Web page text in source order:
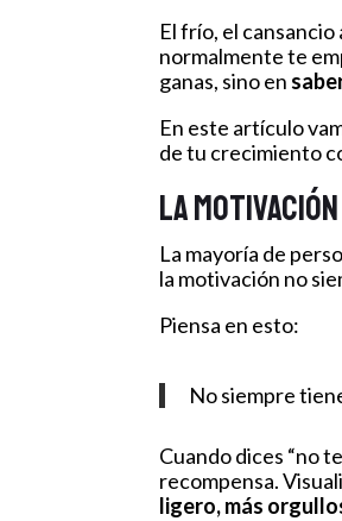
El frío, el
normalmente te
ganas, sino en
En este artículo
de tu crecimiento
La
La mayoría de
la motivación no
Piensa en esto:
No siempre
Cuando dices “no
recompensa.
ligero, más